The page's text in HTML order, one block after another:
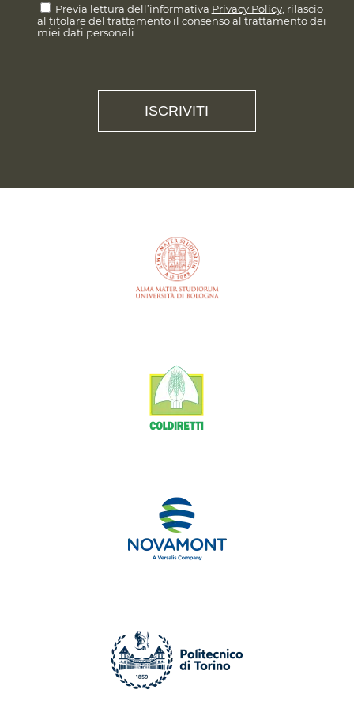
Previa lettura dell’informativa Privacy Policy, rilascio
al titolare del trattamento il consenso al trattamento dei
miei dati personali